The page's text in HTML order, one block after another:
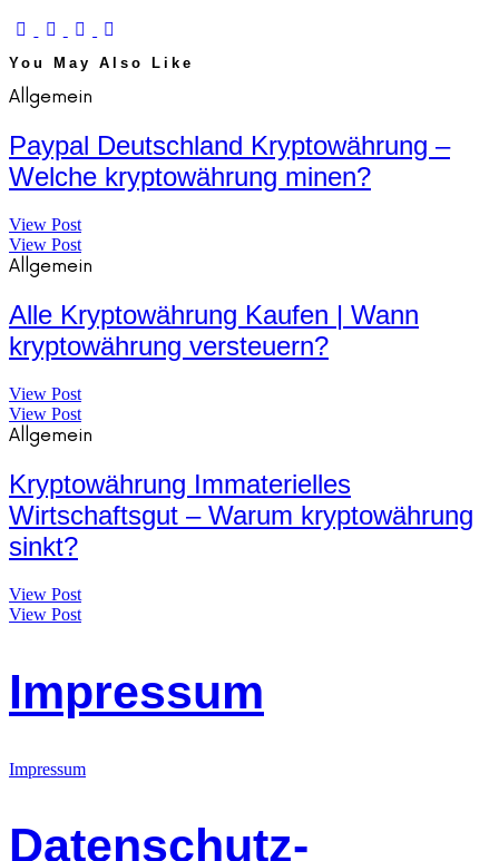
You May Also Like
Allgemein
Paypal Deutschland Kryptowährung –
Welche kryptowährung minen?
View Post
View Post
Allgemein
Alle Kryptowährung Kaufen | Wann
kryptowährung versteuern?
View Post
View Post
Allgemein
Kryptowährung Immaterielles
Wirtschaftsgut – Warum kryptowährung
sinkt?
View Post
View Post
Impressum
Impressum
Datenschutz-